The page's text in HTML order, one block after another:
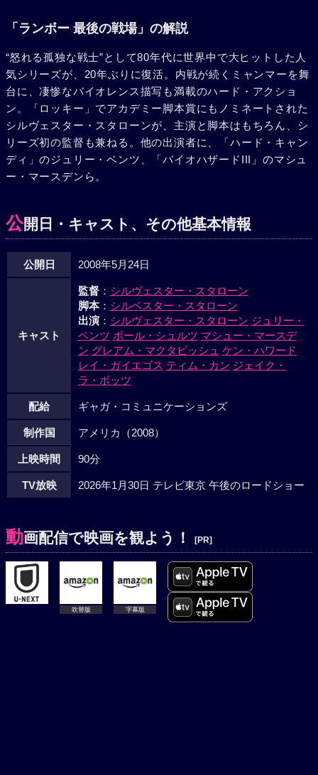
た。地雷を沈めた水田に村人たちを走らせて、誰が生き残る
を恐れさせるのに充分だった。彼らが撤退しようとしたと
き、ミャンマーの兵士の頭部を矢が貫き、次々と射殺してい
く。それは、20年ぶりに戦士となったランボーの仕業だっ
た。臆病風に吹かれた傭兵たちに、ランボーが叫ぶ。「ムダ
に生きるか、何かのために死ぬか、お前が決めろ！」夜の闇
にまぎれてサラたちの救出に成功するランボーだが、そんな
彼らをミャンマー軍が追いかける。激闘が始まった。その末
に、苦い勝利を噛み締めるランボー。そしてランボーは、数
生家のドアを叩くことなく、去っていくのだった……。
「ランボー 最後の戦場」の解説
“怒れる孤独な戦士”として80年代に世界中で大ヒットした人
気シリーズが、20年ぶりに復活。内戦が続くミャンマーを舞
台に、凄惨なバイオレンス描写も満載のハード・アクショ
ン。「ロッキー」でアカデミー脚本賞にもノミネートされた
シルヴェスター・スタローンが、主演と脚本はもちろん、シ
リーズ初の監督も兼ねる。他の出演者に、「ハード・キャン
ディ」のジュリー・ベンツ、「バイオハザードIII」のマシュ
ー・マースデンら。
公開日・キャスト、その他基本情報
公開日 2008年5月24日
キャスト
監督： シルヴェスター・スタローン
脚本： シルベスター・スタローン
出演： シルヴェスター・スタローン ジュリー・
ベンツ ポール・シュルツ マシュー・マースデ
ン グレアム・マクタビッシュ ケン・ハワード
レイ・ガイエゴス ティム・カン ジェイク・
ラ・ボッツ
配給 ギャガ・コミュニケーションズ
制作国 アメリカ（2008）
上映時間 90分
TV放映 2026年1月30日 テレビ東京 午後のロードショー
動画配信で映画を観よう！ [PR]
吹替版 字幕版